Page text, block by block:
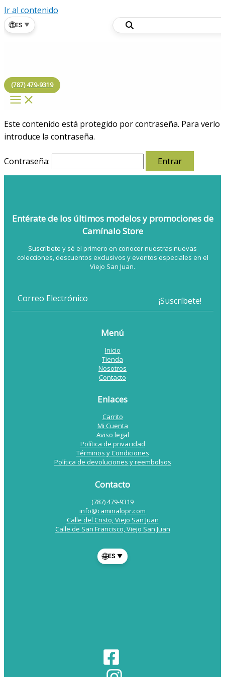
Ir al contenido
🌐ES ▼
(787) 479-9319
Este contenido está protegido por contraseña. Para verlo
introduce la contraseña.
Contraseña:
Entérate de los últimos modelosy promociones de
Camínalo Store
Suscríbete y sé el primero en conocer nuestras nuevas
colecciones, descuentos exclusivos y eventos especiales en el
Viejo San Juan.
Menú
Inicio
Tienda
Nosotros
Contacto
Enlaces
Carrito
Mi Cuenta
Aviso legal
Política de privacidad
Términos y Condiciones
Política de devoluciones y reembolsos
Contacto
(787) 479-9319
info@caminalopr.com
Calle del Cristo, Viejo San Juan
Calle de San Francisco, Viejo San Juan
🌐ES ▼